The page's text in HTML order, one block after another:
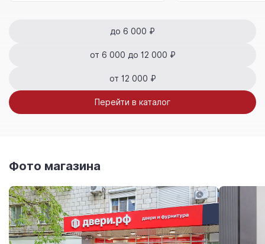
до 6 000 ₽
от 6 000 до 12 000 ₽
от 12 000 ₽
Перейти в каталог
Фото магазина